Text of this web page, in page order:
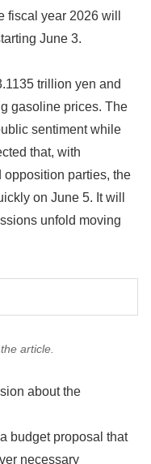
fiscal year 2026 will
June 3.
trillion yen and
gasoline prices. The
sentiment while
that, with
opposition parties, the
on June 5. It will
unfold moving
article.
about the
budget proposal that
necessary